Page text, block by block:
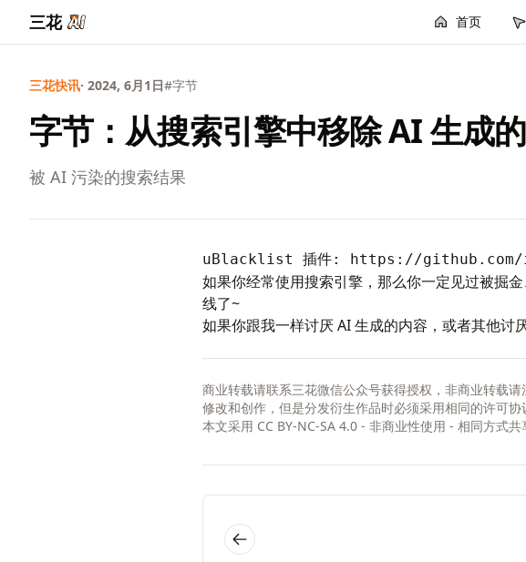
三花 首页
三花快讯· 2024, 6月1日#字节
字节：从搜索引擎中移除 AI 生成
被 AI 污染的搜索结果
uBlacklist 插件: https://
如果你经常使用搜索引擎，那么你一定见过被掘
线了~
如果你跟我一样讨厌 AI 生成的内容，或者其他讨
商业转载请联系三花微信公众号获得授权，非商业转载
修改和创作，但是分发衍生作品时必须采用相同的许可协
本文采用 CC BY-NC-SA 4.0 - 非商业性使用 - 相同方式